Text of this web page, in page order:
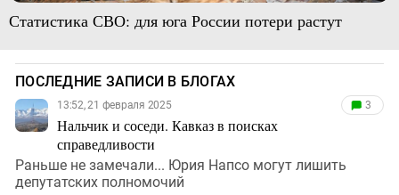
Статистика СВО: для юга России потери растут
ПОСЛЕДНИЕ ЗАПИСИ В БЛОГАХ
13:52, 21 февраля 2025
Нальчик и соседи. Кавказ в поисках
справедливости
3
Раньше не замечали... Юрия Напсо могут лишить
депутатских полномочий